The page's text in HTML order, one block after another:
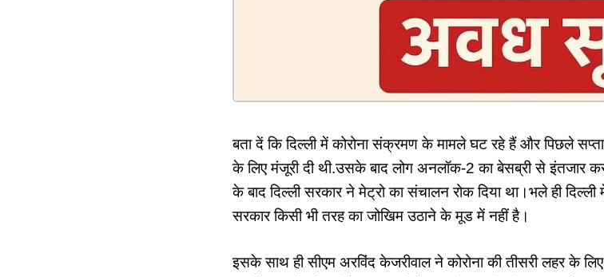
बता दें कि दिल्ली में कोरोना संक्रमण के मामले घट रहे हैं और पिछले
के लिए मंजूरी दी थी.उसके बाद लोग अनलॉक-2 का बेसब्री से इंतजार
के बाद दिल्ली सरकार ने मेट्रो का संचालन रोक दिया था।भले ही
सरकार किसी भी तरह का जोखिम उठाने के मूड में नहीं है।
इसके साथ ही सीएम अरविंद केजरीवाल ने कोरोना की तीसरी लहर के लिए